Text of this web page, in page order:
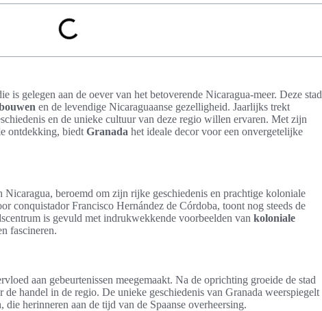
is gelegen aan de oever van het betoverende Nicaragua-meer. Deze stad
en de levendige Nicaraguaanse gezelligheid. Jaarlijks trekt
en de unieke cultuur van deze regio willen ervaren. Met zijn
ontdekking, biedt Granada het ideale decor voor een onvergetelijke
Nicaragua, beroemd om zijn rijke geschiedenis en prachtige koloniale
conquistador Francisco Hernández de Córdoba, toont nog steeds de
is gevuld met indrukwekkende voorbeelden van koloniale
fascineren.
aan gebeurtenissen meegemaakt. Na de oprichting groeide de stad
handel in de regio. De unieke geschiedenis van Granada weerspiegelt
herinneren aan de tijd van de Spaanse overheersing.